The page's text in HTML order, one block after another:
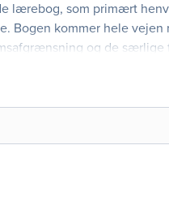
lærebog, som primært
Bogen kommer hele
og de særlige